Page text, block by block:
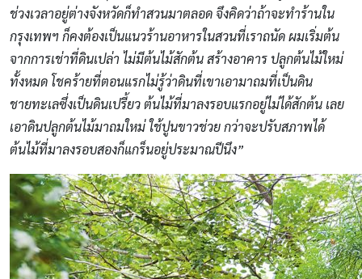
ช่วงเวลาอยู่ต่างจังหวัดก็ทำสวนมาตลอด จึงคิดว่าถ้าจะทำร้านใน
กรุงเทพฯ ก็คงต้องเป็นแนวร้านอาหารในสวนที่เราถนัด ผมเริ่มต้น
จากการเช่าที่ดินเปล่า ไม่มีต้นไม้สักต้น สร้างอาคาร ปลูกต้นไม้ใหม่
ทั้งหมด โชคร้ายที่ตอนแรกไม่รู้ว่าดินที่เขาเอามาถมที่เป็นดิน
ชายทะเลซึ่งเป็นดินเปรี้ยว ต้นไม้ที่มาลงรอบแรกอยู่ไม่ได้สักต้น เลย
เอาดินปลูกต้นไม้มาถมใหม่ ใช้ปูนขาวช่วย กว่าจะปรับสภาพได้
ต้นไม้ที่มาลงรอบสองก็แกร็นอยู่ประมาณปีนึง”